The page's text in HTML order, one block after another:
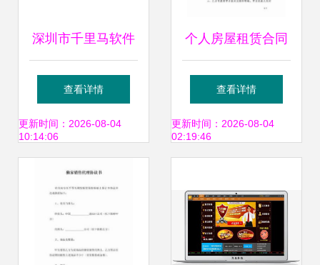
深圳市千里马软件
开发产品中心 专业
定制，驱动企业数
字化转型
查看详情
更新时间：2026-08-04
10:14:06
个人房屋租赁合同
（软件开发者专用
版）
查看详情
更新时间：2026-08-04
02:19:46